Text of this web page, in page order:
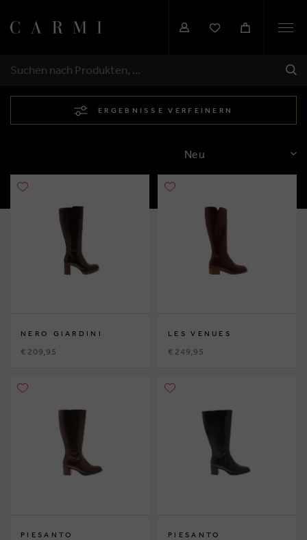
SUCHEN
ERGEBNISSE VERFEINERN
SORTIEREN
NERO GIARDINI
€ 209,95
LES VENUES
€ 249,95
PIESANTO PIESANTO